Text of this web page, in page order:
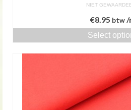
NIET
€8.95 btw/
Select